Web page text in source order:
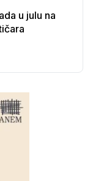
u julu na